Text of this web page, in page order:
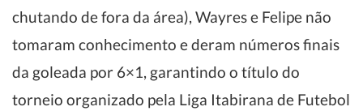
chutando de fora da área), Wayres e Felipe não
tomaram conhecimento e deram números finais
da goleada por 6×1, garantindo o título do
torneio organizado pela Liga Itabirana de Futebol